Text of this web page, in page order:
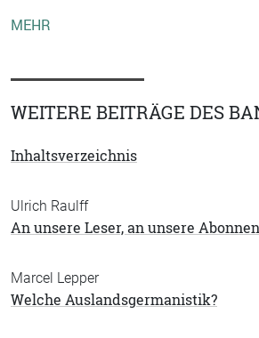
MEHR
WEITERE BEITRÄGE DES
Inhaltsverzeichnis
Ulrich Raulff
An unsere Leser, an unsere
Marcel Lepper
Welche Auslandsgermanistik?